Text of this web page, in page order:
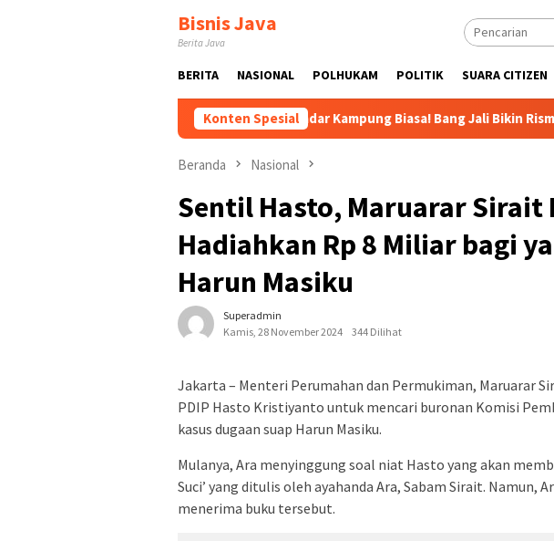
Bisnis Java
Berita Java
BERITA NASIONAL POLHUKAM POLITIK SUARA CITIZEN
Konten Spesial
Tak Sekadar Kampung Biasa! Bang Jali Bikin Risma
Beranda Nasional
Sentil Hasto, Maruarar Sirait
Hadiahkan Rp 8 Miliar bagi
Harun Masiku
Superadmin
Kamis, 28 November 2024
344 Dilihat
Jakarta – Menteri Perumahan dan Permukiman, Maruarar
PDIP Hasto Kristiyanto untuk mencari buronan Komisi
kasus dugaan suap Harun Masiku.
Mulanya, Ara menyinggung soal niat Hasto yang akan
Suci’ yang ditulis oleh ayahanda Ara, Sabam Sirait. Namun,
menerima buku tersebut.